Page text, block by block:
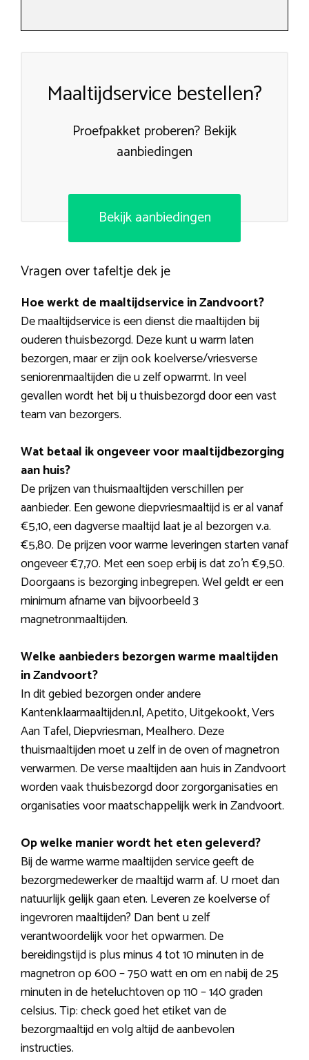
Maaltijdservice bestellen?
Proefpakket proberen? Bekijk
aanbiedingen
Bekijk aanbiedingen
Vragen over tafeltje dek je
Hoe werkt de maaltijdservice in Zandvoort?
De maaltijdservice is een dienst die maaltijden bij
ouderen thuisbezorgd. Deze kunt u warm laten
bezorgen, maar er zijn ook koelverse/vriesverse
seniorenmaaltijden die u zelf opwarmt. In veel
gevallen wordt het bij u thuisbezorgd door een vast
team van bezorgers.
Wat betaal ik ongeveer voor maaltijdbezorging
aan huis?
De prijzen van thuismaaltijden verschillen per
aanbieder. Een gewone diepvriesmaaltijd is er al vanaf
€5,10, een dagverse maaltijd laat je al bezorgen v.a.
€5,80. De prijzen voor warme leveringen starten vanaf
ongeveer €7,70. Met een soep erbij is dat zo’n €9,50.
Doorgaans is bezorging inbegrepen. Wel geldt er een
minimum afname van bijvoorbeeld 3
magnetronmaaltijden.
Welke aanbieders bezorgen warme maaltijden
in Zandvoort?
In dit gebied bezorgen onder andere
Kantenklaarmaaltijden.nl, Apetito, Uitgekookt, Vers
Aan Tafel, Diepvriesman, Mealhero. Deze
thuismaaltijden moet u zelf in de oven of magnetron
verwarmen. De verse maaltijden aan huis in Zandvoort
worden vaak thuisbezorgd door zorgorganisaties en
organisaties voor maatschappelijk werk in Zandvoort.
Op welke manier wordt het eten geleverd?
Bij de warme warme maaltijden service geeft de
bezorgmedewerker de maaltijd warm af. U moet dan
natuurlijk gelijk gaan eten. Leveren ze koelverse of
ingevroren maaltijden? Dan bent u zelf
verantwoordelijk voor het opwarmen. De
bereidingstijd is plus minus 4 tot 10 minuten in de
magnetron op 600 – 750 watt en om en nabij de 25
minuten in de heteluchtoven op 110 – 140 graden
celsius. Tip: check goed het etiket van de
bezorgmaaltijd en volg altijd de aanbevolen
instructies.